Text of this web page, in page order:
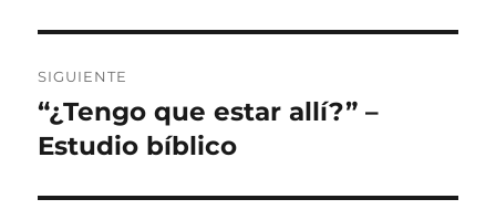
SIGUIENTE
Entrada
siguiente:
“¿Tengo que estar allí?” –
Estudio bíblico